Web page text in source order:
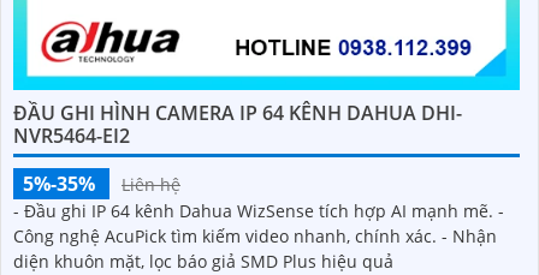
ĐẦU GHI HÌNH CAMERA IP 64 KÊNH DAHUA DHI-
NVR5464-EI2
5%-35%
Liên hệ
- Đầu ghi IP 64 kênh Dahua WizSense tích hợp AI mạnh mẽ. -
Công nghệ AcuPick tìm kiếm video nhanh, chính xác. - Nhận
diện khuôn mặt, lọc báo giả SMD Plus hiệu quả